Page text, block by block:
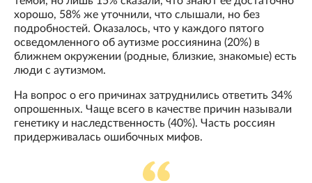
хорошо, 58% же уточнили, что слышали, но без
подробностей. Оказалось, что у каждого пятого
осведомленного об аутизме россиянина (20%) в
ближнем окружении (родные, близкие, знакомые) есть
люди с аутизмом.
На вопрос о его причинах затруднились ответить 34%
опрошенных. Чаще всего в качестве причин называли
генетику и наследственность (40%). Часть россиян
придерживалась ошибочных мифов.